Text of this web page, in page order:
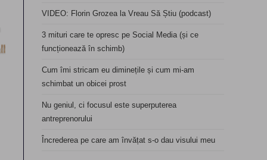
VIDEO: Florin Grozea la Vreau Să Știu (podcast)
3 mituri care te opresc pe Social Media (și ce
funcționează în schimb)
Cum îmi stricam eu diminețile și cum mi-am
schimbat un obicei prost
Nu geniul, ci focusul este superputerea
antreprenorului
Încrederea pe care am învățat s-o dau visului meu